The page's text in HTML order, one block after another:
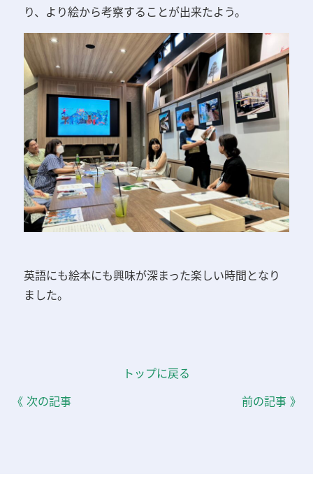
り、より絵から考察することが出来たよう。
英語にも絵本にも興味が深まった楽しい時間となり
ました。
《 次の記事
トップに戻る
前の記事 》